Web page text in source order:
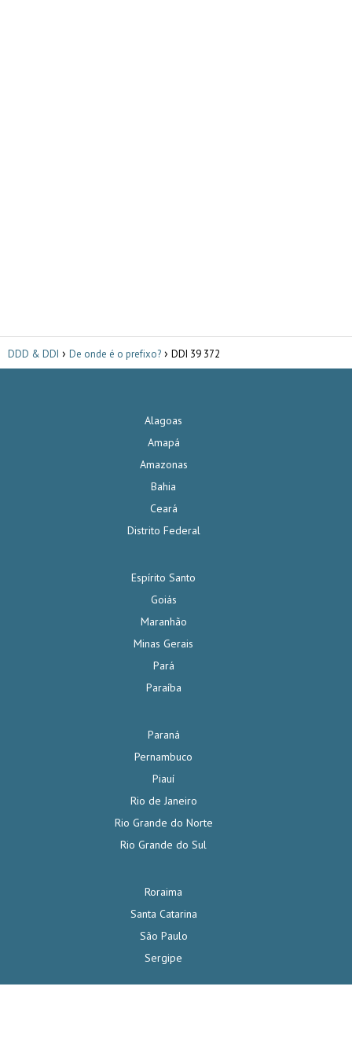
DDD & DDI De onde é o prefixo? DDI 39 372
Alagoas
Amapá
Amazonas
Bahia
Ceará
Distrito Federal
Espírito Santo
Goiás
Maranhão
Minas Gerais
Pará
Paraíba
Paraná
Pernambuco
Piauí
Rio de Janeiro
Rio Grande do Norte
Rio Grande do Sul
Roraima
Santa Catarina
São Paulo
Sergipe